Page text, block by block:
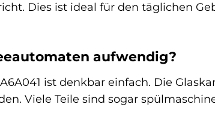
Dies ist ideal für den täglichen
aufwendig?
ist denkbar einfach. Die
Viele Teile sind sogar